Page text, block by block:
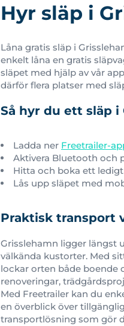
Hyr släp i
Låna gratis släp i
enkelt låna en gratis
släpet med hjälp av vår
därför flera platser med
Så hyr du ett släp i
Ladda ner Freetrailer-
Aktivera Bluetooth och
Hitta och boka ett
Lås upp släpet med
Praktisk transport
Grisslehamn ligger längst
välkända kustorter. Med
lockar orten både boende
renoveringar,
Med Freetrailer kan du
en överblick över
transportlösning som gör